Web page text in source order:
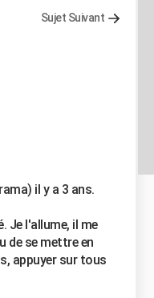
Sujet Suivant
il y a 3 ans.
Je l'allume, il me
de se mettre en
appuyer sur tous